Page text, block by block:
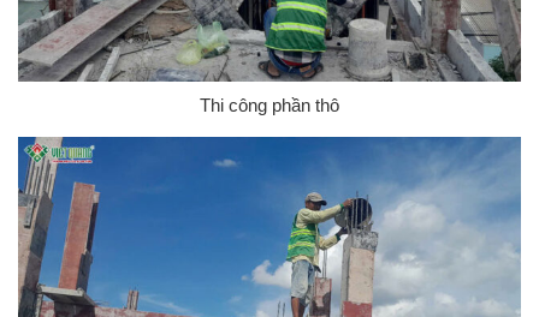
Thi công phần thô